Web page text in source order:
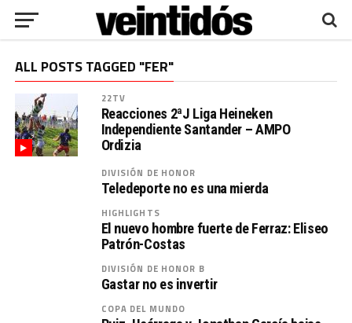
ALL POSTS TAGGED "FER"
22TV
Reacciones 2ªJ Liga Heineken
Independiente Santander – AMPO
Ordizia
DIVISIÓN DE HONOR
Teledeporte no es una mierda
HIGHLIGHTS
El nuevo hombre fuerte de Ferraz: Eliseo
Patrón-Costas
DIVISIÓN DE HONOR B
Gastar no es invertir
COPA DEL MUNDO